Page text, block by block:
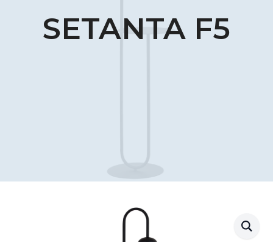
SETANTA F5